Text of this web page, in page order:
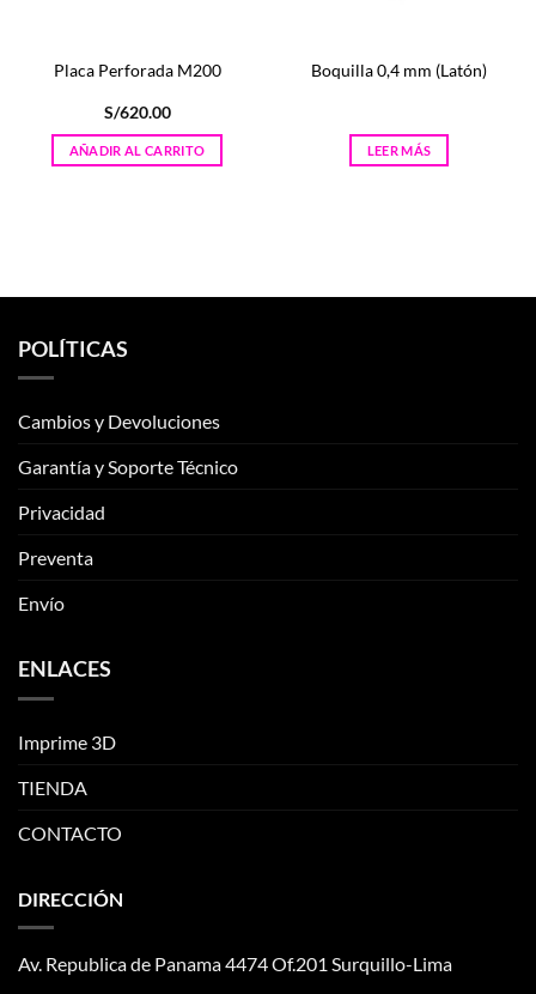
Placa Perforada M200
S/620.00
AÑADIR AL CARRITO
Boquilla 0,4 mm (Latón)
LEER MÁS
POLÍTICAS
Cambios y Devoluciones
Garantía y Soporte Técnico
Privacidad
Preventa
Envío
ENLACES
Imprime 3D
TIENDA
CONTACTO
DIRECCIÓN
Av. Republica de Panama 4474 Of.201 Surquillo-Lima